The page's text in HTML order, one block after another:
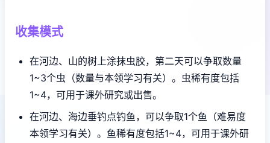
收集模式
在河边、山的树上涂抹虫胶，第二天可以争取数量
1~3个虫（数量与本领学习有关）。虫稀有度包括
1~4，可用于课外研究或出售。
在河边、海边垂钓点钓鱼，可以争取1个鱼（难易度
本领学习有关）。鱼稀有度包括1~4，可用于课外研